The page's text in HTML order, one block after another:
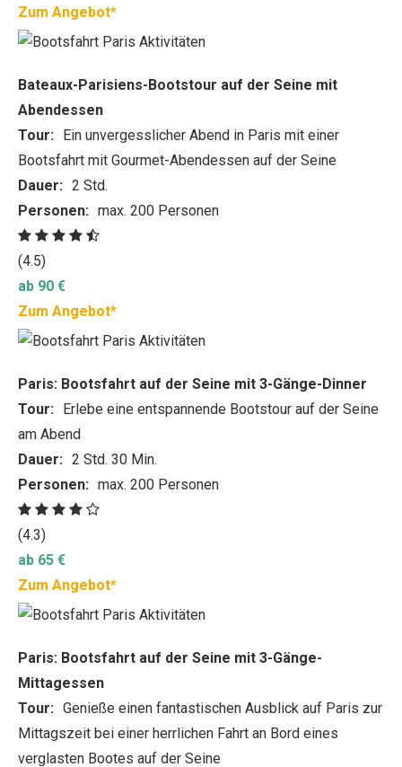
Zum Angebot*
Bateaux-Parisiens-Bootstour auf der Seine mit
Abendessen
Tour: Ein unvergesslicher Abend in Paris mit einer
Bootsfahrt mit Gourmet-Abendessen auf der Seine
Dauer: 2 Std.
Personen: max. 200 Personen
(4.5)
ab 90 €
Zum Angebot*
Paris: Bootsfahrt auf der Seine mit 3-Gänge-Dinner
Tour: Erlebe eine entspannende Bootstour auf der Seine
am Abend
Dauer: 2 Std. 30 Min.
Personen: max. 200 Personen
(4.3)
ab 65 €
Zum Angebot*
Paris: Bootsfahrt auf der Seine mit 3-Gänge-
Mittagessen
Tour: Genieße einen fantastischen Ausblick auf Paris zur
Mittagszeit bei einer herrlichen Fahrt an Bord eines
verglasten Bootes auf der Seine